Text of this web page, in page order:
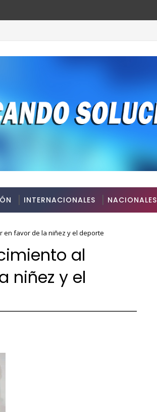
INTERNACIONALES NACIONALES
en favor de la niñez y el deporte
al
niñez y el